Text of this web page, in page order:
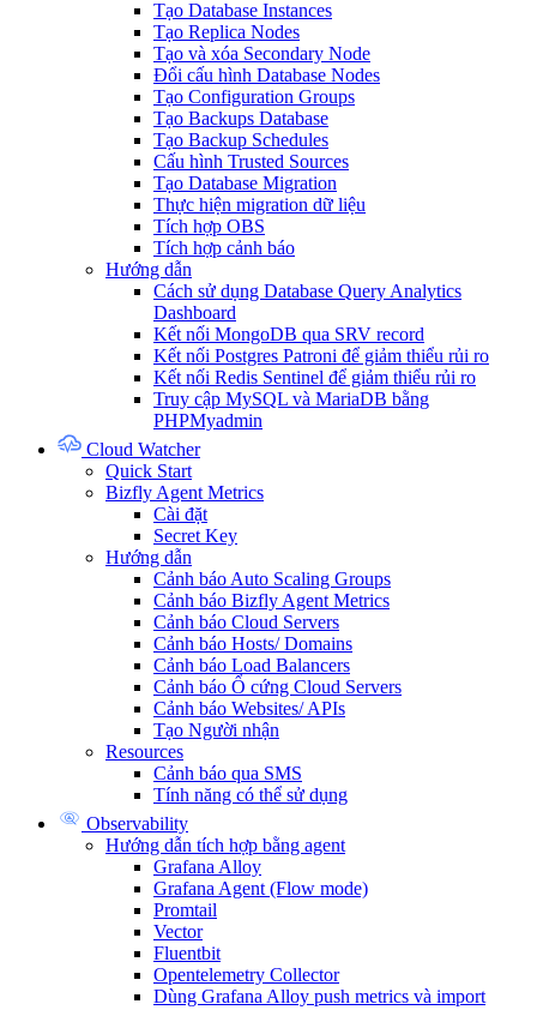
Tạo Database Instances
Tạo Replica Nodes
Tạo và xóa Secondary Node
Đổi cấu hình Database Nodes
Tạo Configuration Groups
Tạo Backups Database
Tạo Backup Schedules
Cấu hình Trusted Sources
Tạo Database Migration
Thực hiện migration dữ liệu
Tích hợp OBS
Tích hợp cảnh báo
Hướng dẫn
Cách sử dụng Database Query Analytics
Dashboard
Kết nối MongoDB qua SRV record
Kết nối Postgres Patroni để giảm thiểu rủi ro
Kết nối Redis Sentinel để giảm thiểu rủi ro
Truy cập MySQL và MariaDB bằng
PHPMyadmin
Cloud Watcher
Quick Start
Bizfly Agent Metrics
Cài đặt
Secret Key
Hướng dẫn
Cảnh báo Auto Scaling Groups
Cảnh báo Bizfly Agent Metrics
Cảnh báo Cloud Servers
Cảnh báo Hosts/ Domains
Cảnh báo Load Balancers
Cảnh báo Ổ cứng Cloud Servers
Cảnh báo Websites/ APIs
Tạo Người nhận
Resources
Cảnh báo qua SMS
Tính năng có thể sử dụng
Observability
Hướng dẫn tích hợp bằng agent
Grafana Alloy
Grafana Agent (Flow mode)
Promtail
Vector
Fluentbit
Opentelemetry Collector
Dùng Grafana Alloy push metrics và import